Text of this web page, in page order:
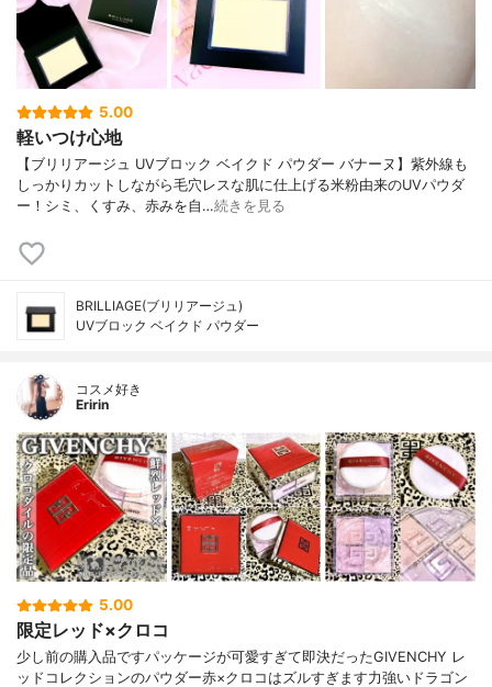
5.00
軽いつけ心地
【ブリリアージュ UVブロック ベイクド パウダー バナーヌ】紫外線も
しっかりカットしながら毛穴レスな肌に仕上げる米粉由来のUVパウダ
ー！シミ、くすみ、赤みを自…続きを見る
BRILLIAGE(ブリリアージュ)
UVブロック ベイクド パウダー
コスメ好き
Eririn
5.00
限定レッド×クロコ
少し前の購入品ですパッケージが可愛すぎて即決だったGIVENCHY レ
ッドコレクションのパウダー赤×クロコはズルすぎます力強いドラゴン